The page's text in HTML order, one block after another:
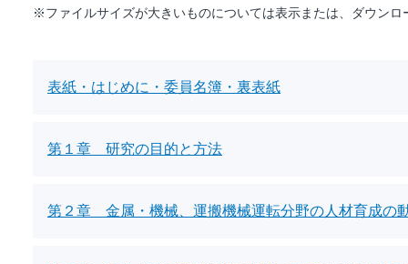
※ファイルサイズが大きいものについては表示または、ダウン
表紙・はじめに・委員名簿・裏表紙
第１章 研究の目的と方法
第２章 金属・機械、運搬機械運転分野の人材育成の